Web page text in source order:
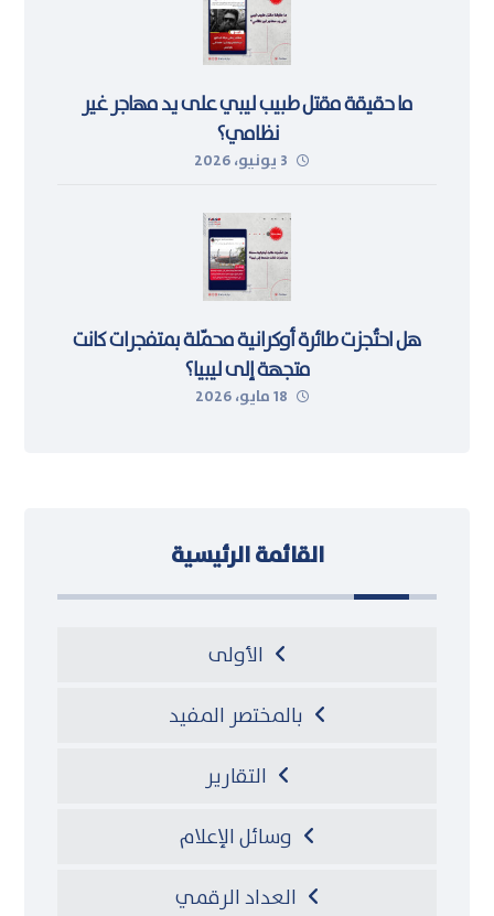
ما حقيقة مقتل طبيب ليبي على يد مهاجر غير
نظامي؟
3 يونيو، 2026
هل احتُجزت طائرة أوكرانية محمّلة بمتفجرات كانت
متجهة إلى ليبيا؟
18 مايو، 2026
القائمة الرئيسية
الأولى
بالمختصر المفيد
التقارير
وسائل الإعلام
العداد الرقمي